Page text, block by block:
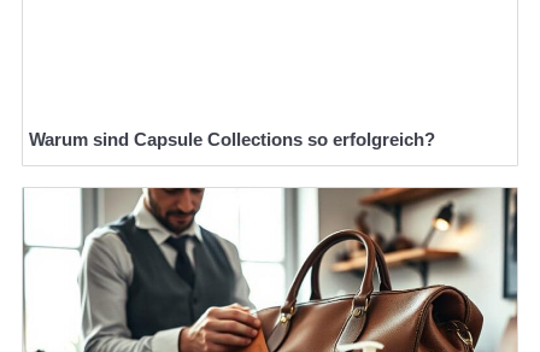
Warum sind Capsule Collections so erfolgreich?